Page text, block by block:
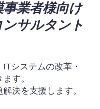
業者様向け
サルタント
システムの改革・
す。
決を支援します。